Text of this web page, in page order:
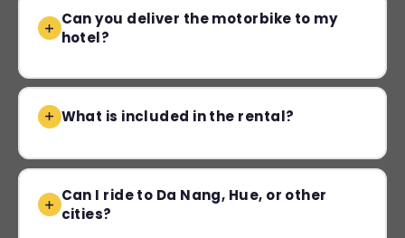
Can you deliver the motorbike to my
hotel?
What is included in the rental?
Can I ride to Da Nang, Hue, or other
cities?